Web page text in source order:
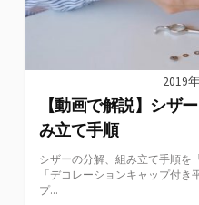
2019
【動画で解説】シザ
み立て手順
シザーの分解、組み立て手順を
「デコレーションキャップ付
プ...